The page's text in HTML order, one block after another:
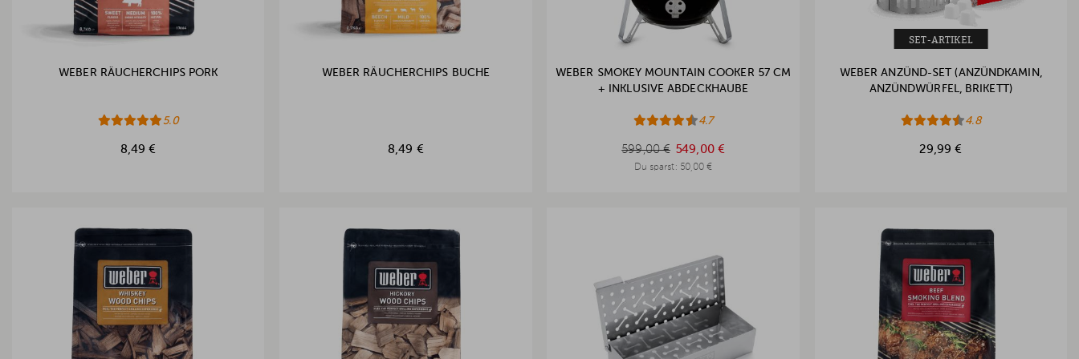
WEBER RÄUCHERCHIPS PORK
5.0
8,49 €
WEBER RÄUCHERCHIPS BUCHE
8,49 €
WEBER SMOKEY MOUNTAIN COOKER 57 CM
+ INKLUSIVE ABDECKHAUBE
4.7
599,00 € 549,00 €
Du sparst: 50,00 €
599,00 €
SET-ARTIKEL
WEBER ANZÜND-SET (ANZÜNDKAMIN,
ANZÜNDWÜRFEL, BRIKETT)
4.8
29,99 €